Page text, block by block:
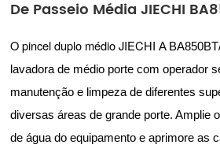
De Passeio Média JIECHI
O pincel duplo médio JIECHIA
lavadora de médio porte com operador
manutenção e limpeza de diferentes
diversas áreas de grande porte. Amplie
de água do equipamento e aprimore as